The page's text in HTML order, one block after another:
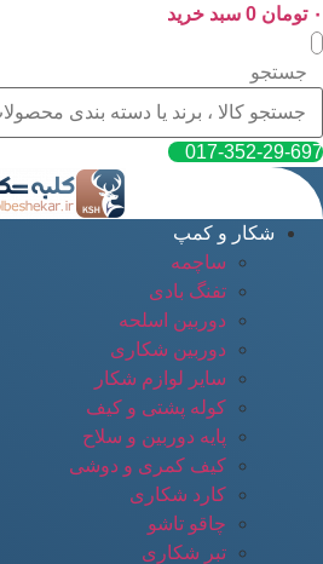
پرش
به
محتوا
۰ تومان 0 سبد خرید
جستجو
017-352-29-697
شکار و کمپ
ساچمه
تفنگ بادی
دوربین اسلحه
دوربین شکاری
سایر لوازم شکار
کوله پشتی و کیف
پایه دوربین و سلاح
کیف کمری و دوشی
کارد شکاری
چاقو تاشو
تبر شکاری